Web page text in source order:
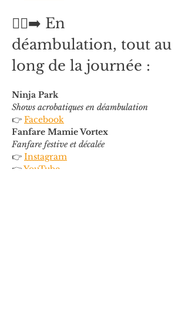
🚶‍♂️‍➡️ En
déambulation, tout au
long de la journée :
Ninja Park
Shows acrobatiques en déambulation
👉 Facebook
Fanfare Mamie Vortex
Fanfare festive et décalée
👉 Instagram
👉 YouTube